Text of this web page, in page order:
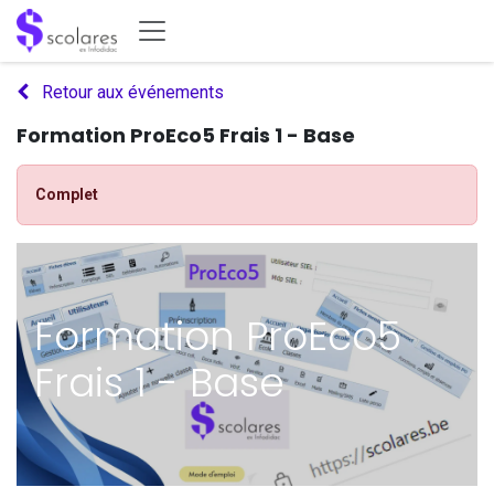
Se rendre au contenu
Retour aux événements
Formation ProEco5 Frais 1 - Base
Complet
Formation ProEco5
Frais 1 - Base